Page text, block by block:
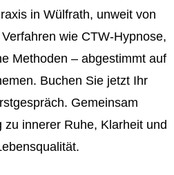
in Wülfrath, unweit von
wie CTW-Hypnose,
Methoden – abgestimmt auf
Buchen Sie jetzt Ihr
Gemeinsam
innerer Ruhe, Klarheit und